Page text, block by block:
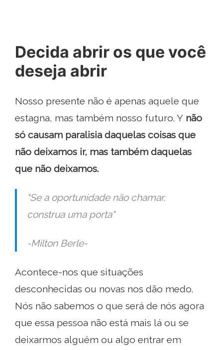
Decida abrir os que você
deseja abrir
Nosso presente não é apenas aquele que
estagna, mas também nosso futuro. Y não
só causam paralisia daquelas coisas que
não deixamos ir, mas também daquelas
que não deixamos.
"Se a oportunidade não chamar,
construa uma porta"
-Milton Berle-
Acontece-nos que situações
desconhecidas ou novas nos dão medo.
Nós não sabemos o que será de nós agora
que essa pessoa não está mais lá ou se
deixarmos alguém ou algo entrar em